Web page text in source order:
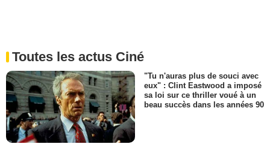
Toutes les actus Ciné
"Tu n'auras plus de souci avec
eux" : Clint Eastwood a imposé
sa loi sur ce thriller voué à un
beau succès dans les années 90